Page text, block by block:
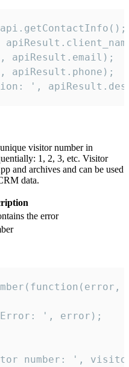
apiResult.email);
apiResult.phone);
',
visitor number in
1, 2, 3, etc. Visitor
and archives and can be used
data.
the error
', error);
number: ',